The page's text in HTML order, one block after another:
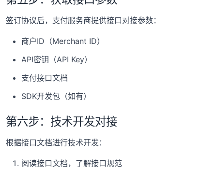
签订协议后，支付服务商提供接口对接参数：
商户ID（Merchant ID）
API密钥（API Key）
支付接口文档
SDK开发包（如有）
第六步：技术开发对接
根据接口文档进行技术开发：
阅读接口文档，了解接口规范